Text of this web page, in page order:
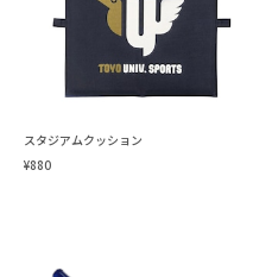
スタジアムクッション
¥880